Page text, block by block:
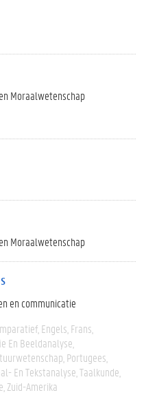
Moraalwetenschap
Moraalwetenschap
en communicatie
Engels Frans
En Beeldanalyse
Portugees
En Tekstanalyse Taalkunde
Zuid-Amerika